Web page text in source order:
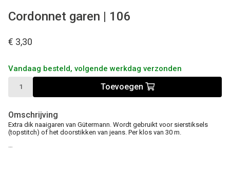
Cordonnet garen | 106
€ 3,30
Vandaag besteld, volgende werkdag verzonden
Toevoegen
Omschrijving
Extra dik naaigaren van Gütermann. Wordt gebruikt voor sierstiksels
(topstitch) of het doorstikken van jeans. Per klos van 30 m.